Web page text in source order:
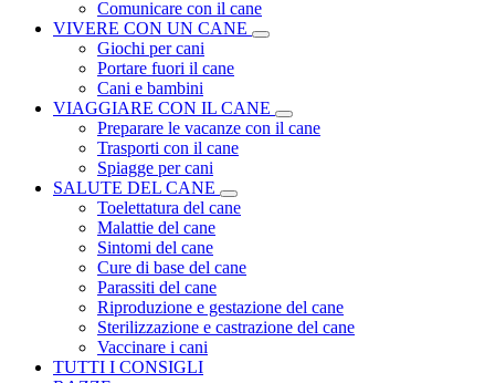
Comunicare con il cane
VIVERE CON UN CANE
Giochi per cani
Portare fuori il cane
Cani e bambini
VIAGGIARE CON IL CANE
Preparare le vacanze con il cane
Trasporti con il cane
Spiagge per cani
SALUTE DEL CANE
Toelettatura del cane
Malattie del cane
Sintomi del cane
Cure di base del cane
Parassiti del cane
Riproduzione e gestazione del cane
Sterilizzazione e castrazione del cane
Vaccinare i cani
TUTTI I CONSIGLI